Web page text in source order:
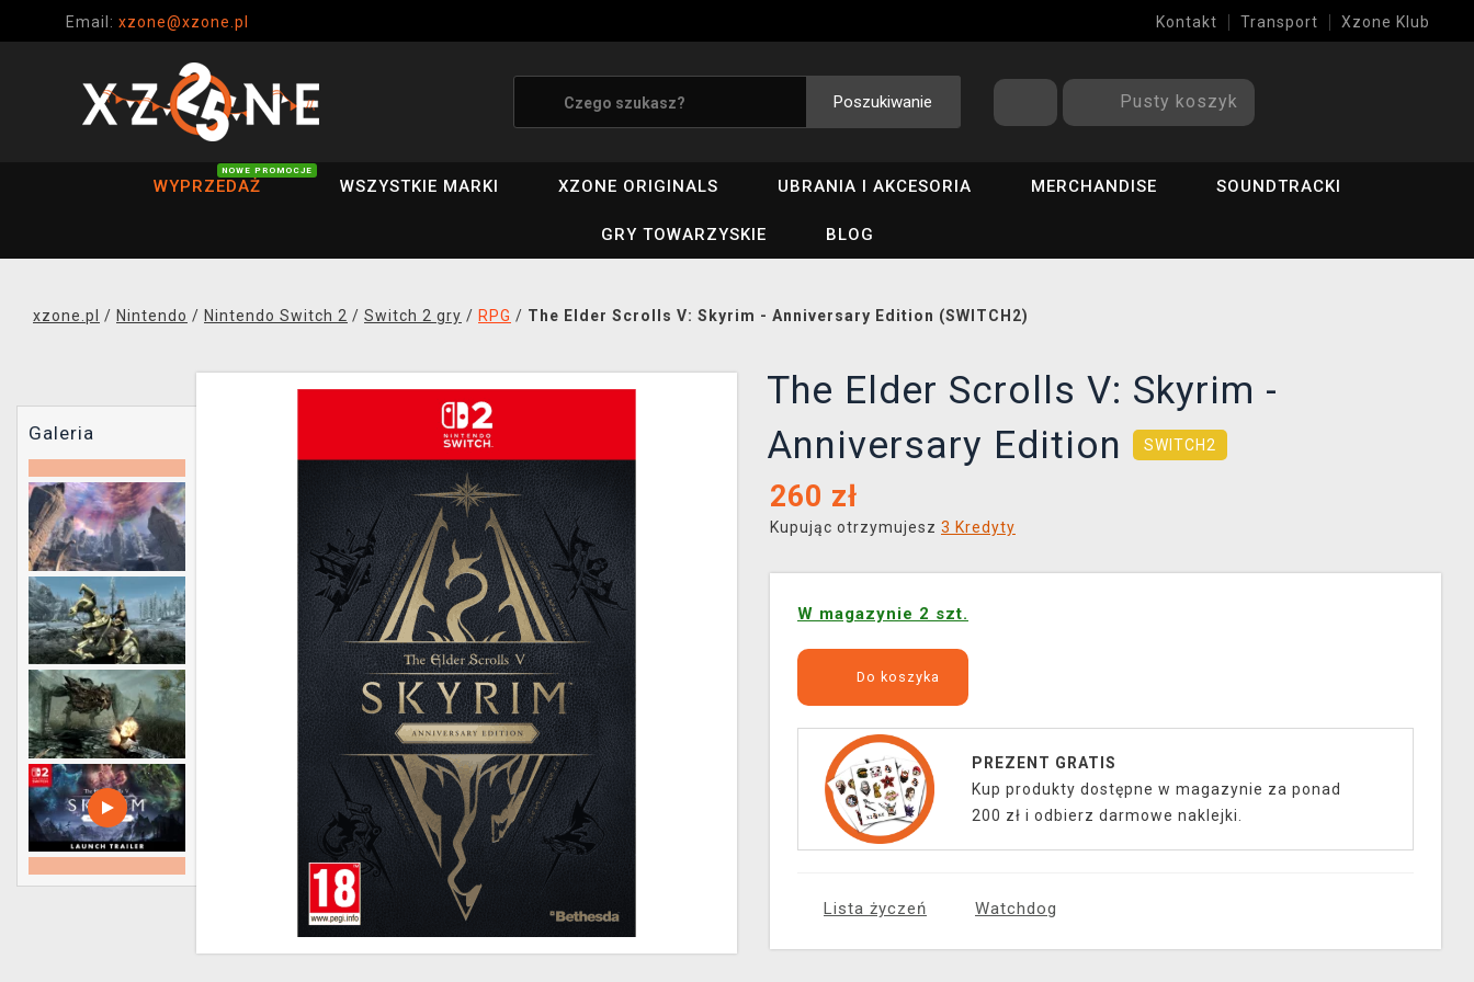
Email: xzone@xzone.pl Kontakt Transport Xzone Klub
Poszukiwanie Pusty koszyk
WYPRZEDAŻ
NOWE PROMOCJE
WSZYSTKIE MARKI XZONE ORIGINALS UBRANIA I AKCESORIA MERCHANDISE SOUNDTRACKI
GRY TOWARZYSKIE BLOG
xzone.pl / Nintendo / Nintendo Switch 2 / Switch 2 gry / RPG / The Elder Scrolls V: Skyrim - Anniversary Edition (SWITCH2)
Galeria
The Elder Scrolls V: Skyrim -
Anniversary Edition
SWITCH2
260 zł
Kupując otrzymujesz 3 Kredyty
W magazynie 2 szt.
Do koszyka
PREZENT GRATIS
Kup produkty dostępne w magazynie za ponad
200 zł i odbierz darmowe naklejki.
Lista życzeń Watchdog